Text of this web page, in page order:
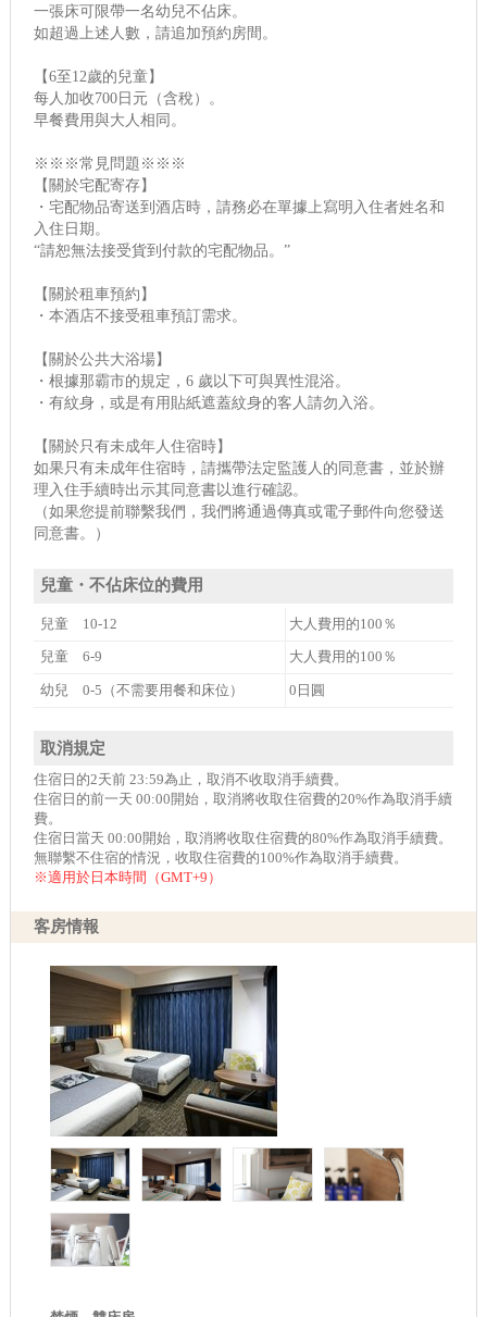
一張床可限帶一名幼兒不佔床。
如超過上述人數，請追加預約房間。
【6至12歲的兒童】
每人加收700日元（含稅）。
早餐費用與大人相同。
※※※常見問題※※※
【關於宅配寄存】
・宅配物品寄送到酒店時，請務必在單據上寫明入住者姓名和
入住日期。
“請恕無法接受貨到付款的宅配物品。”
【關於租車預約】
・本酒店不接受租車預訂需求。
【關於公共大浴場】
・根據那霸市的規定，6 歲以下可與異性混浴。
・有紋身，或是有用貼紙遮蓋紋身的客人請勿入浴。
【關於只有未成年人住宿時】
如果只有未成年住宿時，請攜帶法定監護人的同意書，並於辦
理入住手續時出示其同意書以進行確認。
（如果您提前聯繫我們，我們將通過傳真或電子郵件向您發送
同意書。）
兒童・不佔床位的費用
兒童 10-12 大人費用的100％
兒童 6-9 大人費用的100％
幼兒 0-5（不需要用餐和床位） 0日圓
取消規定
住宿日的2天前 23:59為止，取消不收取消手續費。
住宿日的前一天 00:00開始，取消將收取住宿費的20%作為取消手續
費。
住宿日當天 00:00開始，取消將收取住宿費的80%作為取消手續費。
無聯繫不住宿的情況，收取住宿費的100%作為取消手續費。
※適用於日本時間（GMT+9）
客房情報